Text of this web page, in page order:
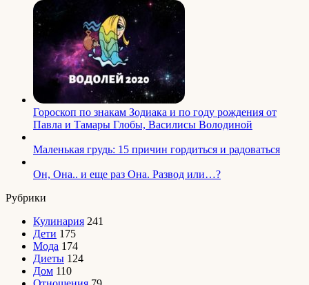
Гороскоп по знакам Зодиака и по году рождения от
Павла и Тамары Глобы, Василисы Володиной
Маленькая грудь: 15 причин гордиться и радоваться
Он, Она.. и еще раз Она. Развод или…?
Рубрики
Кулинария 241
Дети 175
Мода 174
Диеты 124
Дом 110